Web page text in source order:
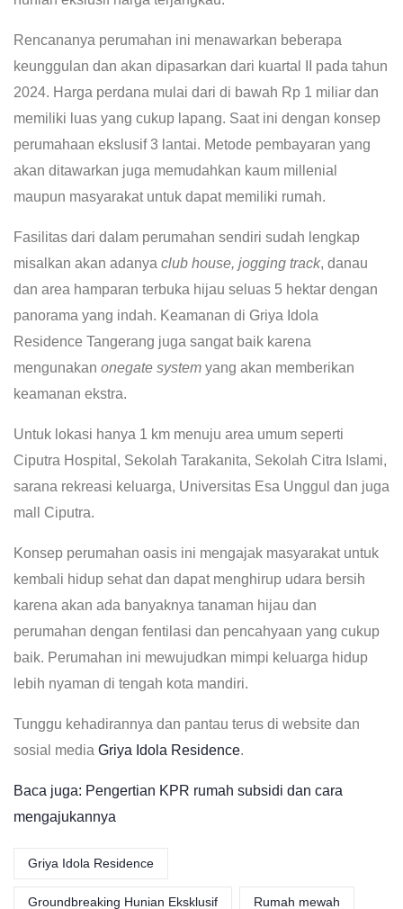
Rencananya perumahan ini menawarkan beberapa
keunggulan dan akan dipasarkan dari kuartal II pada tahun
2024. Harga perdana mulai dari di bawah Rp 1 miliar dan
memiliki luas yang cukup lapang. Saat ini dengan konsep
perumahaan ekslusif 3 lantai. Metode pembayaran yang
akan ditawarkan juga memudahkan kaum millenial
maupun masyarakat untuk dapat memiliki rumah.
Fasilitas dari dalam perumahan sendiri sudah lengkap
misalkan akan adanya club house, jogging track, danau
dan area hamparan terbuka hijau seluas 5 hektar dengan
panorama yang indah. Keamanan di Griya Idola
Residence Tangerang juga sangat baik karena
mengunakan onegate system yang akan memberikan
keamanan ekstra.
Untuk lokasi hanya 1 km menuju area umum seperti
Ciputra Hospital, Sekolah Tarakanita, Sekolah Citra Islami,
sarana rekreasi keluarga, Universitas Esa Unggul dan juga
mall Ciputra.
Konsep perumahan oasis ini mengajak masyarakat untuk
kembali hidup sehat dan dapat menghirup udara bersih
karena akan ada banyaknya tanaman hijau dan
perumahan dengan fentilasi dan pencahyaan yang cukup
baik. Perumahan ini mewujudkan mimpi keluarga hidup
lebih nyaman di tengah kota mandiri.
Tunggu kehadirannya dan pantau terus di website dan
sosial media Griya Idola Residence.
Baca juga: Pengertian KPR rumah subsidi dan cara
mengajukannya
Griya Idola Residence
Groundbreaking Hunian Eksklusif Rumah mewah